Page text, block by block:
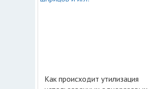
Как происходит утилизация